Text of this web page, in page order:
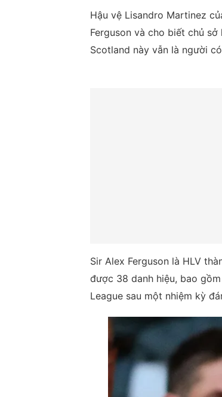
Hậu vệ Lisandro Martinez
Ferguson và cho biết chủ
Scotland này vẫn là người
Sir Alex Ferguson là HLV
được 38 danh hiệu, bao
League sau một nhiệm kỳ